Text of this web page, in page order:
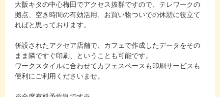
大阪キタの中心梅田でアクセス抜群ですので、テレワークの
拠点、空き時間の有効活用、お買い物ついでの休憩に役立て
ればと思っております。
併設されたアクセア店舗で、カフェで作成したデータをその
まま隣ですぐ印刷、ということも可能です。
ワークスタイルに合わせてカフェスペースも印刷サービスも
便利にご利用くださいませ。